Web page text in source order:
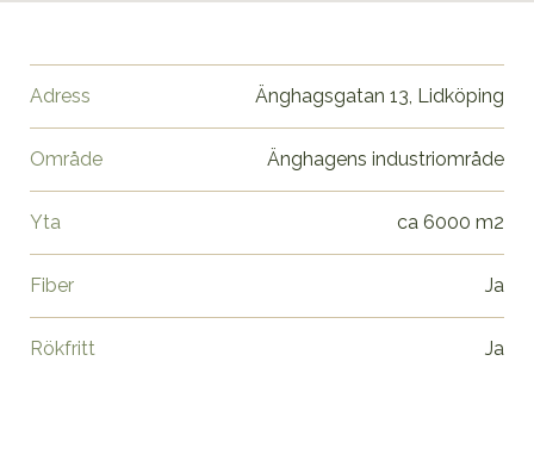
Adress Änghagsgatan 13, Lidköping
Område Änghagens industriområde
Yta ca 6000 m2
Fiber Ja
Rökfritt Ja